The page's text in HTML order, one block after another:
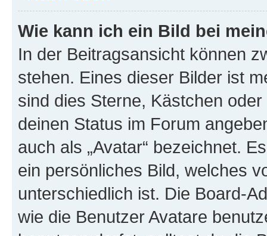
Wie kann ich ein Bild bei
In der Beitragsansicht können
stehen. Eines dieser Bilder ist
sind dies Sterne, Kästchen
deinen Status im Forum
auch als „Avatar“ bezeichnet.
ein persönliches Bild, welches
unterschiedlich ist. Die Board-
wie die Benutzer Avatare